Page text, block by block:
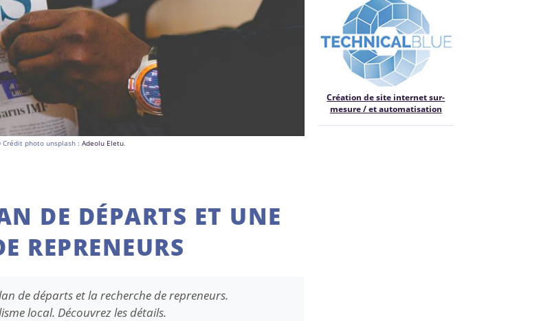
Crédit photo unsplash :Adeolu Eletu.
DE DÉPARTS ET UNE
REPRENEURS
de départs et la recherche de repreneurs.
local. Découvrez les détails.
Création de site internet sur-
mesure / et automatisation